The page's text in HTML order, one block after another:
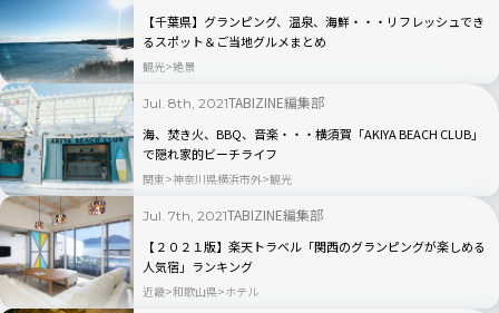
【千葉県】グランピング、温泉、海鮮・・・リフレッシュでき
るスポット＆ご当地グルメまとめ
観光 絶景
Jul. 8th, 2021TABIZINE編集部
海、焚き火、BBQ、音楽・・・横須賀「AKIYA BEACH CLUB」
で隠れ家的ビーチライフ
関東 神奈川県横浜市外 観光
Jul. 7th, 2021TABIZINE編集部
【２０２１版】楽天トラベル「関西のグランピングが楽しめる
人気宿」ランキング
近畿 和歌山県 ホテル